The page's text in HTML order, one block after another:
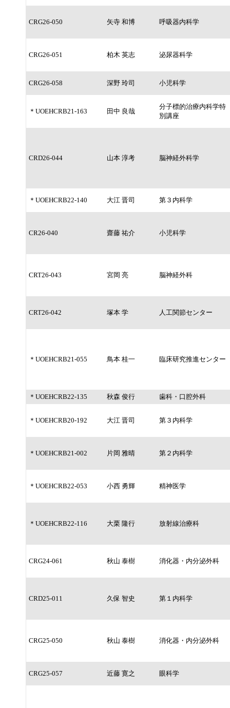
CRG26-050 矢寺 和博 呼吸器内科学
CRG26-051 柏木 英志 泌尿器科学
CRG26-058 深野 玲司 小児科学
＊UOEHCRB21-163 田中 良哉
分子標的治療内科学特
別講座
CRD26-044 山本 淳考 脳神経外科学
＊UOEHCRB22-140 大江 晋司 第３内科学
CR26-040 齋藤 祐介 小児科学
CRT26-043 宮岡 亮 脳神経外科
CRT26-042 塚本 学 人工関節センター
＊UOEHCRB21-055 鳥本 桂一 臨床研究推進センター
＊UOEHCRB22-135 秋森 俊行 歯科・口腔外科
＊UOEHCRB20-192 大江 晋司 第３内科学
＊UOEHCRB21-002 片岡 雅晴 第２内科学
＊UOEHCRB22-053 小西 勇輝 精神医学
＊UOEHCRB22-116 大栗 隆行 放射線治療科
CRG24-061 秋山 泰樹 消化器・内分泌外科
CRD25-011 久保 智史 第１内科学
CRG25-050 秋山 泰樹 消化器・内分泌外科
CRG25-057 近藤 寛之 眼科学